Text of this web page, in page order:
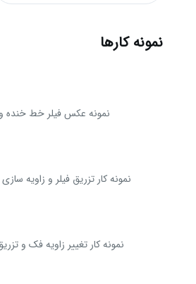
نمونه کارها
نمونه عکس فیلر خط خنده
نمونه کار تزریق فیلر و زاویه
نمونه کار تغییر زاویه فک و